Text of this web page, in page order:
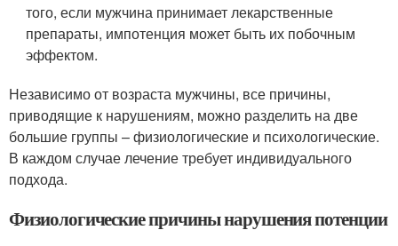
того, если мужчина принимает лекарственные
препараты, импотенция может быть их побочным
эффектом.
Независимо от возраста мужчины, все причины,
приводящие к нарушениям, можно разделить на две
большие группы – физиологические и психологические.
В каждом случае лечение требует индивидуального
подхода.
Физиологические причины нарушения потенции